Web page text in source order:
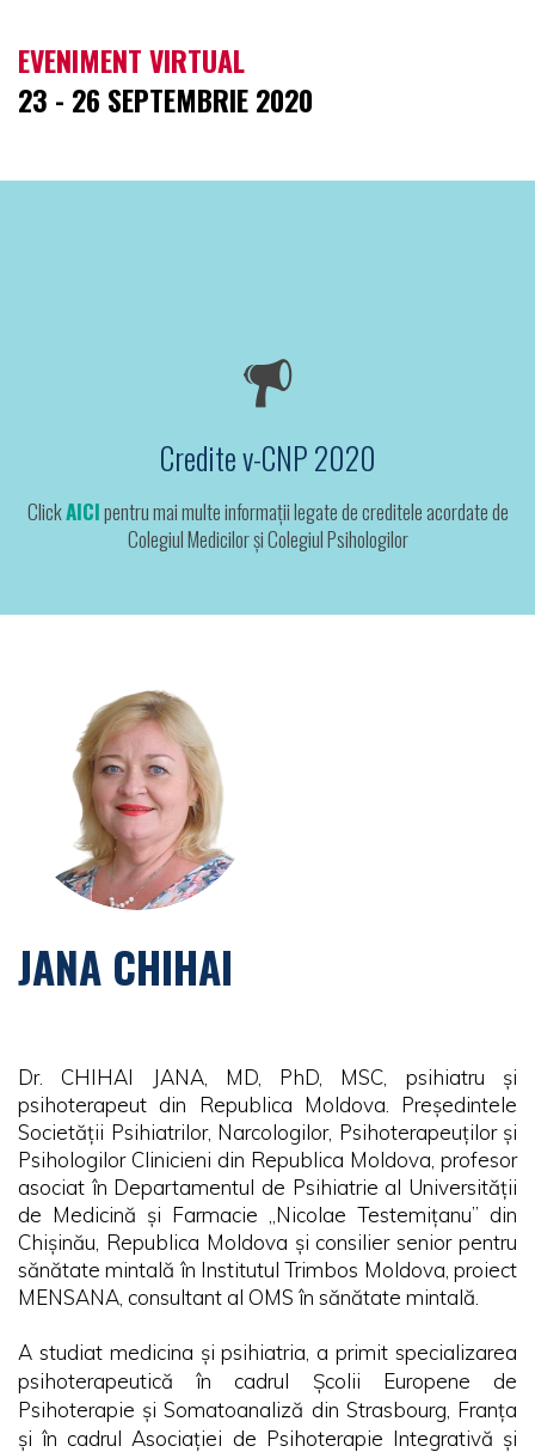
EVENIMENT VIRTUAL
23 - 26 SEPTEMBRIE 2020
Credite v-CNP 2020
ClickAICIpentru mai multe informații legate de creditele acordate de
Colegiul Medicilor și Colegiul Psihologilor
JANA CHIHAI
Dr. CHIHAI JANA, MD, PhD, MSC, psihiatru și
psihoterapeut din Republica Moldova. Președintele
Societății Psihiatrilor, Narcologilor, Psihoterapeuților și
Psihologilor Clinicieni din Republica Moldova, profesor
asociat în Departamentul de Psihiatrie al Universității
de Medicină și Farmacie „Nicolae Testemițanu” din
Chișinău, Republica Moldova și consilier senior pentru
sănătate mintală în Institutul Trimbos Moldova, proiect
MENSANA, consultant al OMS în sănătate mintală.
A studiat medicina și psihiatria, a primit specializarea
psihoterapeutică în cadrul Școlii Europene de
Psihoterapie și Somatoanaliză din Strasbourg, Franța
și în cadrul Asociației de Psihoterapie Integrativă și